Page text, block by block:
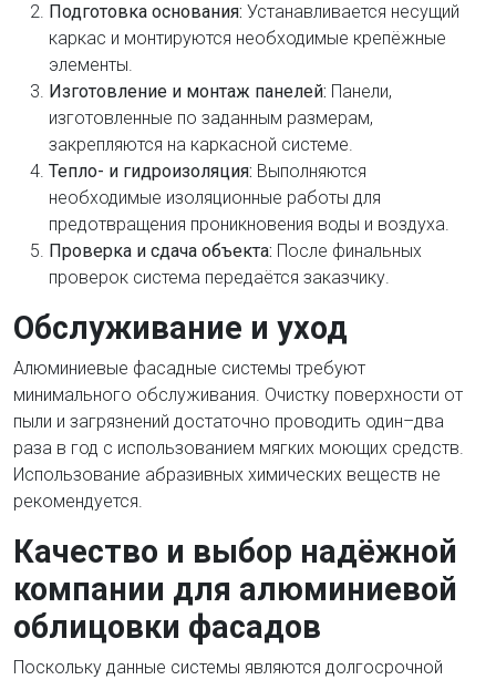
Подготовка основания: Устанавливается несущий
каркас и монтируются необходимые крепёжные
элементы.
Изготовление и монтаж панелей: Панели,
изготовленные по заданным размерам,
закрепляются на каркасной системе.
Тепло- и гидроизоляция: Выполняются
необходимые изоляционные работы для
предотвращения проникновения воды и воздуха.
Проверка и сдача объекта: После финальных
проверок система передаётся заказчику.
Обслуживание и уход
Алюминиевые фасадные системы требуют
минимального обслуживания. Очистку поверхности от
пыли и загрязнений достаточно проводить один–два
раза в год с использованием мягких моющих средств.
Использование абразивных химических веществ не
рекомендуется.
Качество и выбор надёжной
компании для алюминиевой
облицовки фасадов
Поскольку данные системы являются долгосрочной